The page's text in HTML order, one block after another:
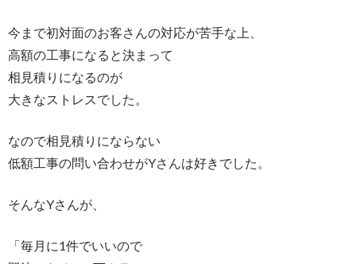
今まで初対面のお客さんの対応が苦手な上、
高額の工事になると決まって
相見積りになるのが
大きなストレスでした。
なので相見積りにならない
低額工事の問い合わせがYさんは好きでした。
そんなYさんが、
「毎月に1件でいいので